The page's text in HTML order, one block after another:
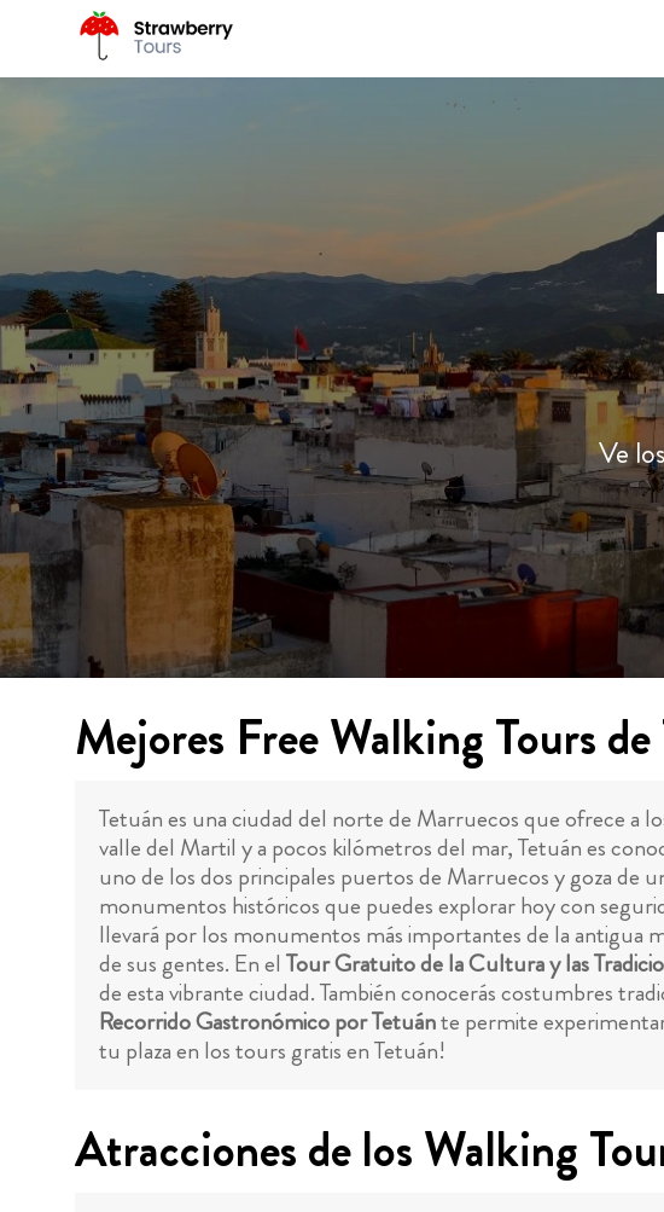
Ve
Mejores Free Walking Tours
Tetuán es una ciudad del norte de Marruecos que ofrece a
valle del Martil y a pocos kilómetros del mar, Tetuán es
uno de los dos principales puertos de Marruecos y goza
monumentos históricos que puedes explorar hoy con
llevará por los monumentos más importantes de la antigua
de sus gentes. En el Tour Gratuito de la Cultura y las
de esta vibrante ciudad. También conocerás costumbres
Recorrido Gastronómico por Tetuánte permite
tu plaza en los tours gratis en Tetuán!
Atracciones de los Walking